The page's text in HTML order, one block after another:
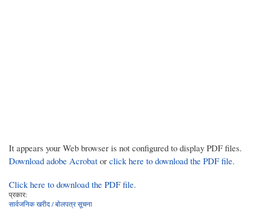
It appears your Web browser is not configured to display PDF files.
Download adobe Acrobat or click here to download the PDF file.
Click here to download the PDF file.
प्रकार:
सार्वजनिक खरीद / बोलपत्र सूचना